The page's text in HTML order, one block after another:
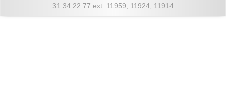
31 34 22 77 ext. 11959, 11924, 11914